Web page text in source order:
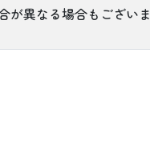
が異なる場合もございま